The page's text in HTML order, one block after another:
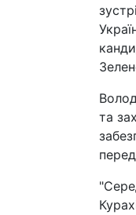
та